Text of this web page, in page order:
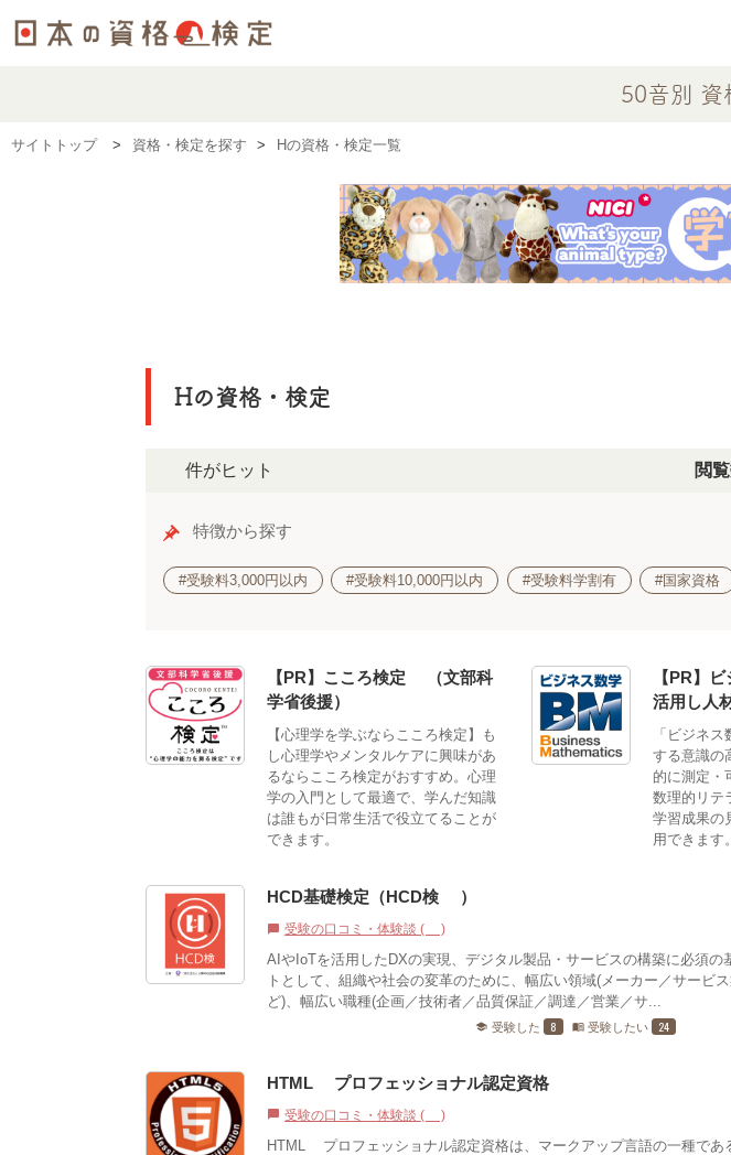
50音別 資
サイトトップ 資格・検定を探す Hの資格・検定一覧
Hの資格・検定
3件がヒット 閲
特徴から探す
#受験料3,000円以内 #受験料10,000円以内 #受験料学割有 #国家資格
【PR】こころ検定®（文部科
学省後援）
【心理学を学ぶならこころ検定】も
し心理学やメンタルケアに興味があ
るならこころ検定がおすすめ。心理
学の入門として最適で、学んだ知識
は誰もが日常生活で役立てることが
できます。
【PR】
活用し人
「ビジネ
する意識の
的に測定・
数理的リテ
学習成果の
用できます。
HCD基礎検定（HCD検®）
chat_bubble 受験の口コミ・体験談 (0)
AIやIoTを活用したDXの実現、デジタル製品・サービスの構築に必須の
トとして、組織や社会の変革のために、幅広い領域(メーカー／サービ
ど)、幅広い職種(企画／技術者／品質保証／調達／営業／サ...
school 受験した 8 menu_book 受験したい 24
HTML5プロフェッショナル認定資格
chat_bubble 受験の口コミ・体験談 (1)
HTML5プロフェッショナル認定資格は、マークアップ言語の一種で